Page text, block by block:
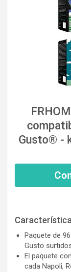
Gusto® -
Paquete de
Gusto
El paquete
cada Napoli,